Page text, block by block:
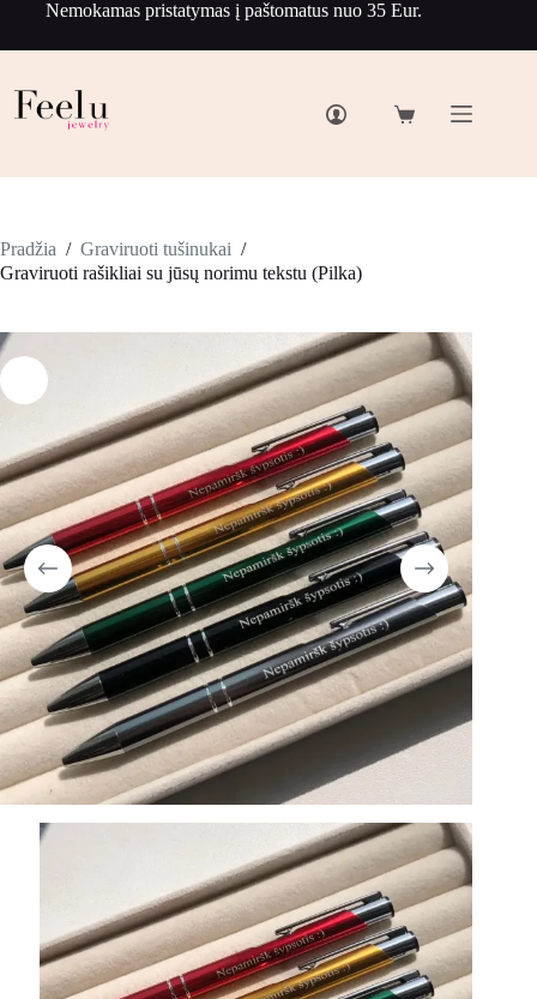
Nemokamas pristatymas į paštomatus nuo 35 Eur.
Pradžia / Graviruoti tušinukai /
Graviruoti rašikliai su jūsų norimu tekstu (Pilka)